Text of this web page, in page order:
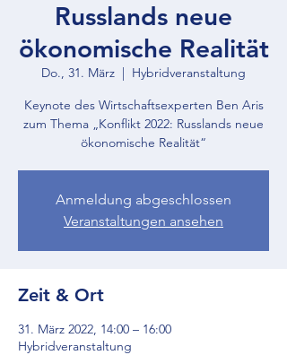
Russlands neue
ökonomische Realität
Do., 31. März
  |
Hybridveranstaltung
Keynote des Wirtschaftsexperten Ben Aris
zum Thema „Konflikt 2022: Russlands neue
ökonomische Realität“
Anmeldung abgeschlossen
Veranstaltungen ansehen
Zeit & Ort
31. März 2022, 14:00 – 16:00
Hybridveranstaltung